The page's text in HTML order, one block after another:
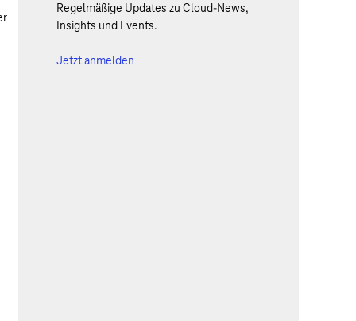
Regelmäßige Updates zu Cloud-News,
Insights und Events.
Jetzt anmelden